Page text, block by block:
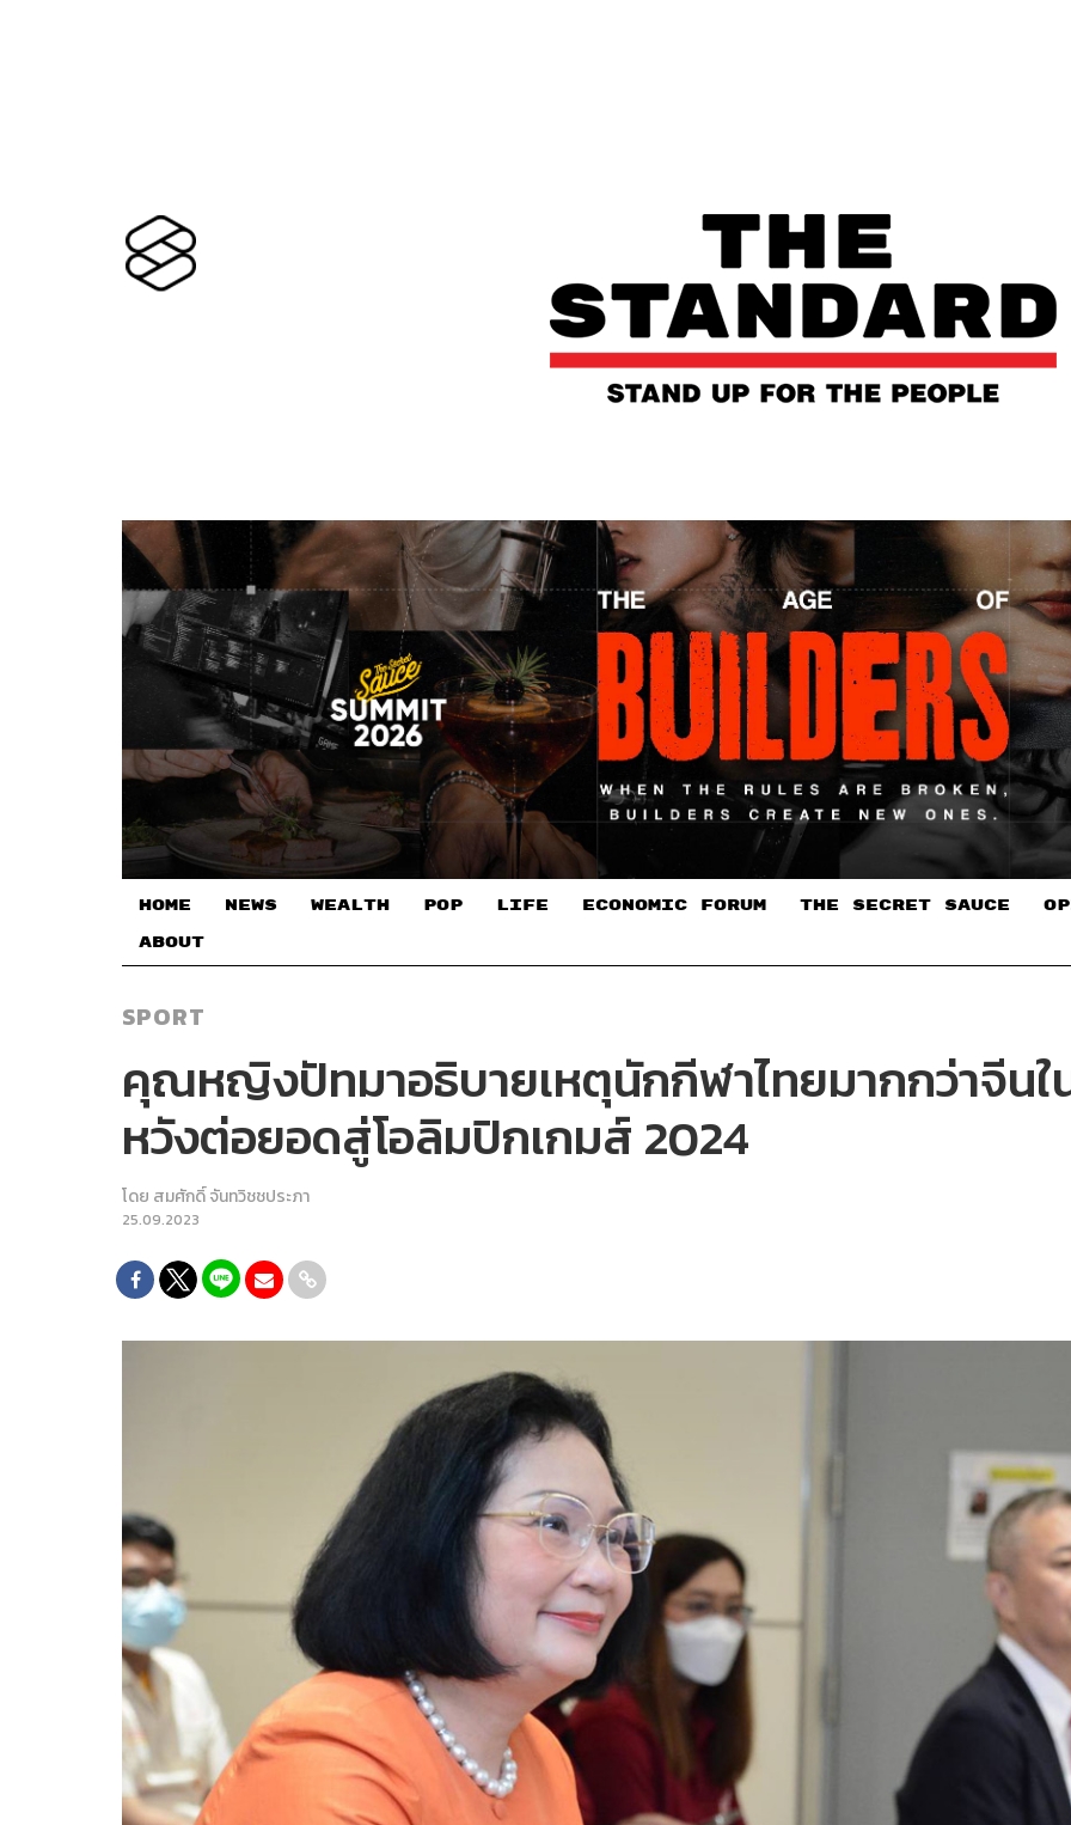
HOME NEWS WEALTH POP LIFE ECONOMIC FORUM THE SECRET SAUCE​
ABOUT
SPORT
คุณหญิงปัทมาอธิบายเหตุนักกีฬาไทยมากกว่าจีนใน
หวังต่อยอดสู่โอลิมปิกเกมส์ 2024
โดย สมศักดิ์ จันทวิชชประภา
25.09.2023